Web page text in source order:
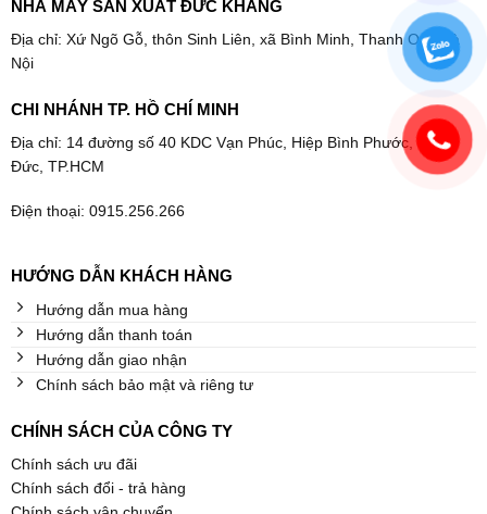
NHÀ MÁY SẢN XUẤT ĐỨC KHANG
Địa chỉ: Xứ Ngõ Gỗ, thôn Sinh Liên, xã Bình Minh, Thanh Oai, Hà
Nội
CHI NHÁNH TP. HỒ CHÍ MINH
Địa chỉ: 14 đường số 40 KDC Vạn Phúc, Hiệp Bình Phước, Thủ
Đức, TP.HCM
Điện thoại: 0915.256.266
HƯỚNG DẪN KHÁCH HÀNG
Hướng dẫn mua hàng
Hướng dẫn thanh toán
Hướng dẫn giao nhận
Chính sách bảo mật và riêng tư
CHÍNH SÁCH CỦA CÔNG TY
Chính sách ưu đãi
Chính sách đổi - trả hàng